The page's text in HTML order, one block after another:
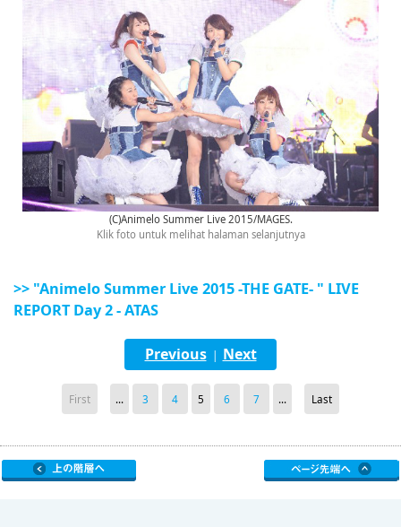
Bahasa Indonesia
(C)Animelo Summer Live 2015/MAGES.
Klik foto untuk melihat halaman selanjutnya
>> "Animelo Summer Live 2015 -THE GATE- " LIVE
REPORT Day 2 - ATAS
Previous| Next
First ... 3 4 5 6 7 ... Last